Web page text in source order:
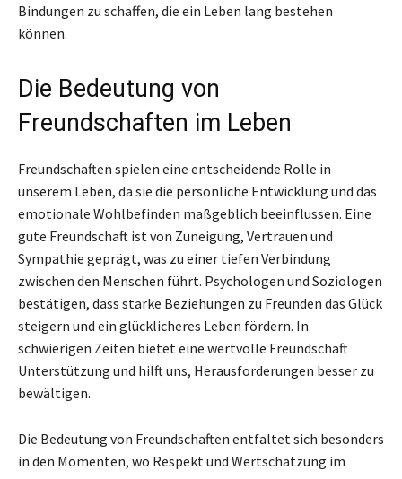
Bindungen zu schaffen, die ein Leben lang bestehen
können.
Die Bedeutung von
Freundschaften im Leben
Freundschaften spielen eine entscheidende Rolle in
unserem Leben, da sie die persönliche Entwicklung und das
emotionale Wohlbefinden maßgeblich beeinflussen. Eine
gute Freundschaft ist von Zuneigung, Vertrauen und
Sympathie geprägt, was zu einer tiefen Verbindung
zwischen den Menschen führt. Psychologen und Soziologen
bestätigen, dass starke Beziehungen zu Freunden das Glück
steigern und ein glücklicheres Leben fördern. In
schwierigen Zeiten bietet eine wertvolle Freundschaft
Unterstützung und hilft uns, Herausforderungen besser zu
bewältigen.
Die Bedeutung von Freundschaften entfaltet sich besonders
in den Momenten, wo Respekt und Wertschätzung im